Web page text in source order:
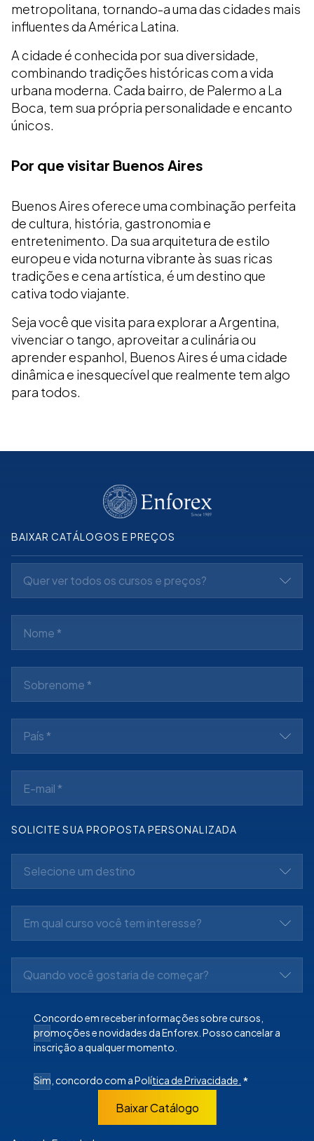
metropolitana, tornando-a uma das cidades mais
influentes da América Latina.
A cidade é conhecida por sua diversidade,
combinando tradições históricas com a vida
urbana moderna. Cada bairro, de Palermo a La
Boca, tem sua própria personalidade e encanto
únicos.
Por que visitar Buenos Aires
Buenos Aires oferece uma combinação perfeita
de cultura, história, gastronomia e
entretenimento. Da sua arquitetura de estilo
europeu e vida noturna vibrante às suas ricas
tradições e cena artística, é um destino que
cativa todo viajante.
Seja você que visita para explorar a Argentina,
vivenciar o tango, aproveitar a culinária ou
aprender espanhol, Buenos Aires é uma cidade
dinâmica e inesquecível que realmente tem algo
para todos.
BAIXAR CATÁLOGOS E PREÇOS
Quer ver todos os cursos e preços?
País *
SOLICITE SUA PROPOSTA PERSONALIZADA
Selecione um destino
Em qual curso você tem interesse?
Quando você gostaria de começar?
Concordo em receber informações sobre cursos,
promoções e novidades da Enforex. Posso cancelar a
inscrição a qualquer momento.
Sim, concordo com a Política de Privacidade. *
Baixar Catálogo